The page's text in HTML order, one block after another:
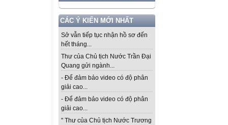
CÁC Ý KIẾN MỚI NHẤT
Sở vẫn tiếp tục nhận hồ sơ đến
hết tháng...
Thư của Chủ tịch Nước Trần Đại
Quang gửi ngành...
- Để đảm bảo video có độ phân
giải cao...
- Để đảm bảo video có độ phân
giải cao...
" Thư của Chủ tịch Nước Trương